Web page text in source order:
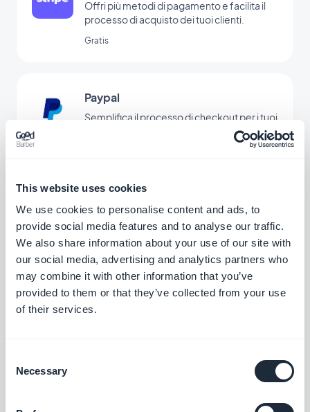
This website uses cookies
We use cookies to personalise content and ads, to
provide social media features and to analyse our traffic.
We also share information about your use of our site with
our social media, advertising and analytics partners who
may combine it with other information that you’ve
provided to them or that they’ve collected from your use
of their services.
Selection
Necessary
Offri più metodi di pagamento e facilita il
processo di acquisto dei tuoi clienti.
Gratis
Paypal
Semplifica il processo di checkout per i tuoi
clienti riducendo l'attrito durante il
Stripe Extended
Offri metodi di pagamento aggiuntivi nel
tuo negozio con Stripe Extended
Gratis